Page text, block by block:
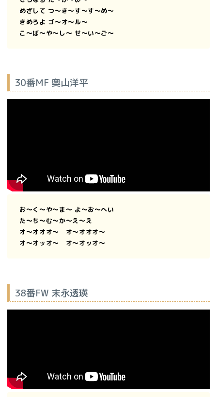
めざして つ〜き〜す〜す〜め〜
きめろよ ゴ〜オ〜ル〜
こ〜ば〜や〜し〜 せ〜い〜ご〜
30番MF 奥山洋平
お〜く〜や〜ま〜 よ〜お〜へい
た〜ち〜む〜か〜え〜え
オ〜オオオ〜 オ〜オオオ〜
オ〜オッオ〜 オ〜オッオ〜
38番FW 末永透瑛